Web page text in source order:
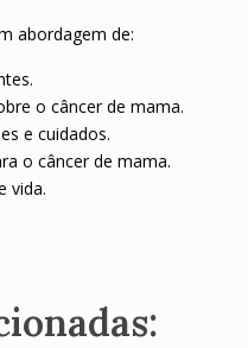
abordagem de:
o câncer de mama.
e cuidados.
o câncer de mama.
vida.